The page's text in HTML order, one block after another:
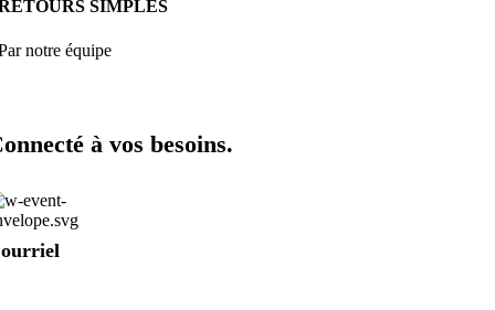
SIMPLES
notre équipe
à vos besoins.